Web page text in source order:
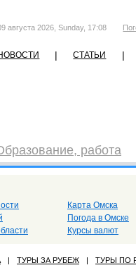
августа 2026, Sunday, 17:08
| СТАТЬИ |
работа
Карта Омска
Погода в Омске
Курсы валют
| ТУРЫ ЗА РУБЕЖ | ТУРЫ ПО